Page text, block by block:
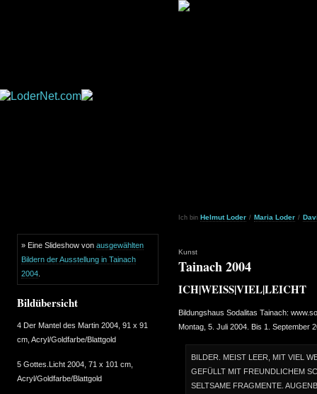
Ich bin Helmut Loder / Maria Loder /
Kunst
Tainach 2004
ICH|WEISS|VIEL|LEICHT
Bildungshaus Sodalitas Tainach:
Montag, 5. Juli 2004. Bis 1. September
BILDER. MEIST LEER, MIT VIEL
GEFÜLLT MIT FREUNDLICHEM
SELTSAME FRAGMENTE.
» Eine Slideshow von ausgewählten
Bildern der Ausstellung in Tainach
2004
Bildübersicht
4 Der Mantel des Martin 2004, 91 x 91
cm, Acryl/Goldfarbe/Blattgold
5 Gottes.Licht 2004, 71 x 101 cm,
Acryl/Goldfarbe/Blattgold